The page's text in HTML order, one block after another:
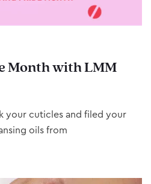
Month with LMM
your cuticles and filed your
oils from